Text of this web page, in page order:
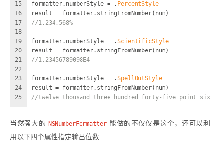
15
16
17
18
19
20
21
22
23
24
25
formatter.numberStyle = . PercentStyle
result = formatter.stringFromNumber(num)
//1,234,568%
formatter.numberStyle = .ScientificStyle
result = formatter.stringFromNumber(num)
//1.23456789098E4
formatter.numberStyle = .SpellOutStyle
result = formatter.stringFromNumber(num)
//twelve thousand three hundred forty-five point six
当然强大的 NSNumberFormatter 能做的不仅仅是这个，还可以利
用以下四个属性指定输出位数